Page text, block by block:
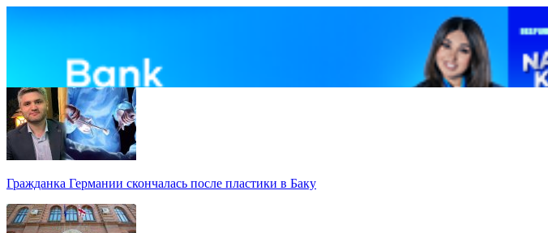
Гражданка Германии скончалась после пластики в Баку